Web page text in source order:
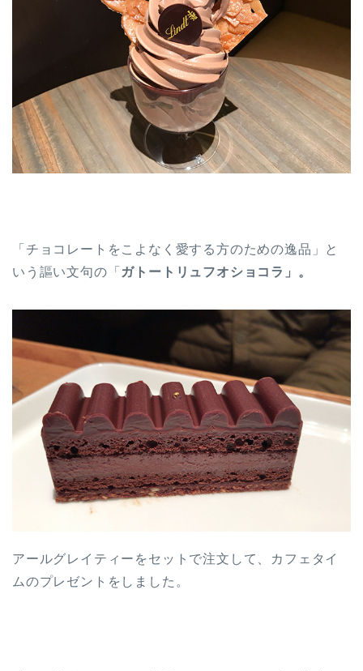
「チョコレートをこよなく愛する方のための逸品」と
いう謳い文句の「 ガトートリュフオショコラ」。
アールグレイティーをセットで注文して、カフェタイ
ムのプレゼントをしました。